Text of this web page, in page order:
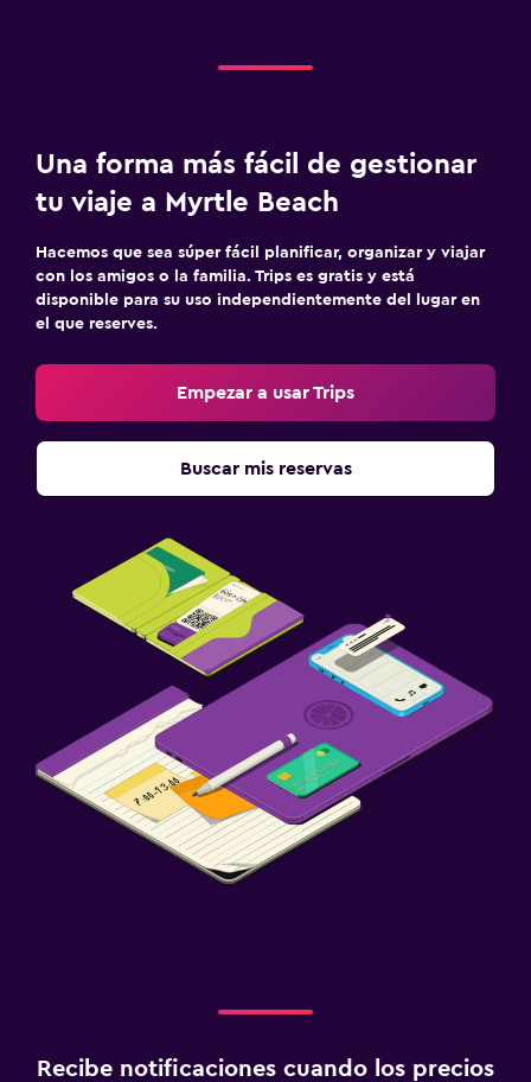
Una forma más fácil de gestionar
tu viaje a Myrtle Beach
Hacemos que sea súper fácil planificar, organizar y viajar
con los amigos o la familia. Trips es gratis y está
disponible para su uso independientemente del lugar en
el que reserves.
Empezar a usar Trips
Buscar mis reservas
Recibe notificaciones cuando los precios